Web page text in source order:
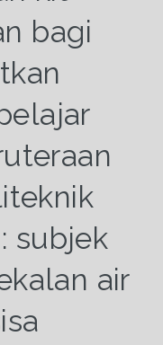
bagi
subjek
air